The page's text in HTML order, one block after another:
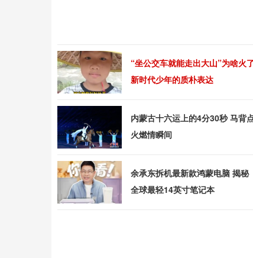
“坐公交车就能走出大山”为啥火
新时代少年的质朴表达
内蒙古十六运上的4分30秒 马背
火燃情瞬间
余承东拆机最新款鸿蒙电脑 揭秘
全球最轻14英寸笔记本